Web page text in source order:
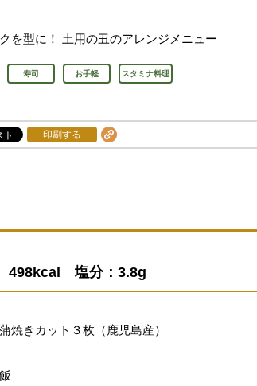
を型に！ 土用の丑のアレンジメニュー
寿司 お手軽 スタミナ料理
印刷する
498kcal 塩分：3.8g
焼きカット３枚（鹿児島産）